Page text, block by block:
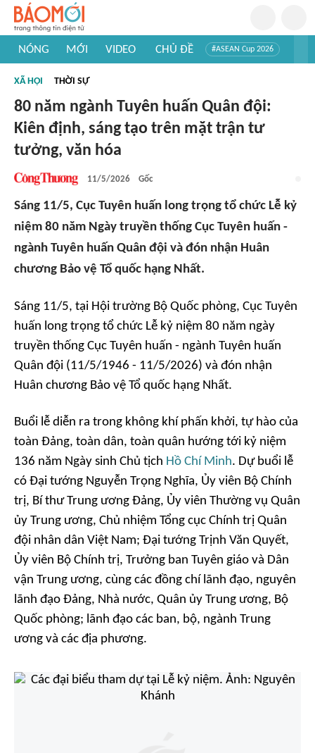
NÓNG MỚI VIDEO CHỦ ĐỀ #ASEAN Cup 2026
#Khám phá thế giới
XÃ HỘI THỜI SỰ
80 năm ngành Tuyên huấn Quân đội:
Kiên định, sáng tạo trên mặt trận tư
tưởng, văn hóa
11/5/2026 Gốc
Sáng 11/5, Cục Tuyên huấn long trọng tổ chức Lễ kỷ
niệm 80 năm Ngày truyền thống Cục Tuyên huấn -
ngành Tuyên huấn Quân đội và đón nhận Huân
chương Bảo vệ Tổ quốc hạng Nhất.
Sáng 11/5, tại Hội trường Bộ Quốc phòng, Cục Tuyên
huấn long trọng tổ chức Lễ kỷ niệm 80 năm ngày
truyền thống Cục Tuyên huấn - ngành Tuyên huấn
Quân đội (11/5/1946 - 11/5/2026) và đón nhận
Huân chương Bảo vệ Tổ quốc hạng Nhất.
Buổi lễ diễn ra trong không khí phấn khởi, tự hào của
toàn Đảng, toàn dân, toàn quân hướng tới kỷ niệm
136 năm Ngày sinh Chủ tịch Hồ Chí Minh. Dự buổi lễ
có Đại tướng Nguyễn Trọng Nghĩa, Ủy viên Bộ Chính
trị, Bí thư Trung ương Đảng, Ủy viên Thường vụ Quân
ủy Trung ương, Chủ nhiệm Tổng cục Chính trị Quân
đội nhân dân Việt Nam; Đại tướng Trịnh Văn Quyết,
Ủy viên Bộ Chính trị, Trưởng ban Tuyên giáo và Dân
vận Trung ương, cùng các đồng chí lãnh đạo, nguyên
lãnh đạo Đảng, Nhà nước, Quân ủy Trung ương, Bộ
Quốc phòng; lãnh đạo các ban, bộ, ngành Trung
ương và các địa phương.